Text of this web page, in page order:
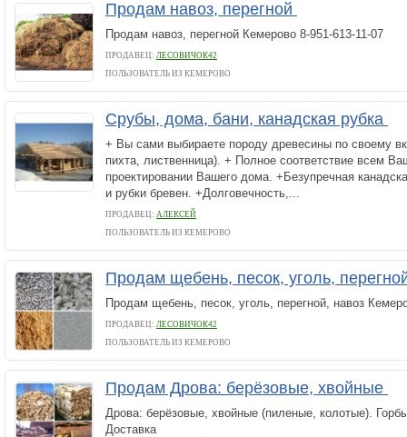
Продам навоз, перегной
Продам навоз, перегной Кемерово 8-951-613-11-07
ПРОДАВЕЦ: ЛЕСОВИЧОК42
ПОЛЬЗОВАТЕЛЬ ИЗ КЕМЕРОВО
Срубы, дома, бани, канадская рубка
+ Вы сами выбираете породу древесины по своему
пихта, лиственница). + Полное соответствие всем
проектировании Вашего дома. +Безупречная
и рубки бревен. +Долговечность,...
ПРОДАВЕЦ: АЛЕКСЕЙ
ПОЛЬЗОВАТЕЛЬ ИЗ КЕМЕРОВО
Продам щебень, песок, уголь,
Продам щебень, песок, уголь, перегной, навоз
ПРОДАВЕЦ: ЛЕСОВИЧОК42
ПОЛЬЗОВАТЕЛЬ ИЗ КЕМЕРОВО
Продам Дрова: берёзовые, хвойные
Дрова: берёзовые, хвойные (пиленые, колотые).
Доставка